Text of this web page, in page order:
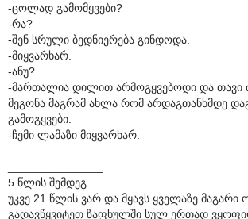
-ცოლად გამომყვები?
-რა?
-შენ სრული ბედნიერება გინდოდა.
-მიყვარხარ.
-ანუ?
-მართალია დილით არმოგყვებოდი და თავი
მეგონა მაგრამ ახლა რომ არდაგთანხმდე
გამოგყვები.
-ჩემი ლამაზი მიყვარხარ.
5 წლის შემდეგ
უკვე 21 წლის ვარ და მყავს ყველაზე მაგარი
გადავწყვიტეთ ზაფხულში სულ ერთად